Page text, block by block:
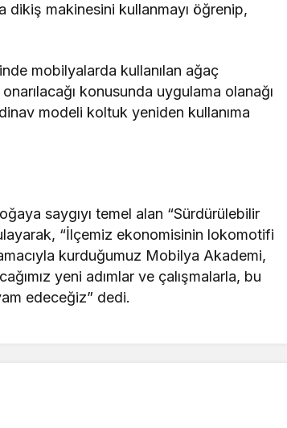
dikiş makinesini kullanmayı öğrenip,
mobilyalarda kullanılan ağaç
konusunda uygulama olanağı
modeli koltuk yeniden kullanıma
saygıyı temel alan “Sürdürülebilir
“İlçemiz ekonomisinin lokomotifi
kurduğumuz Mobilya Akademi,
yeni adımlar ve çalışmalarla, bu
edeceğiz” dedi.